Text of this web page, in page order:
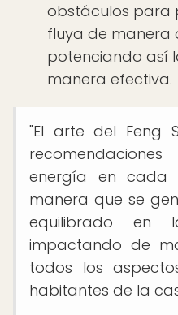
obstáculos para
fluya de manera
potenciando así
manera efectiva.
"El arte del Feng
energía en cada
manera que se
equilibrado
impactando de
todos los
habitantes de la